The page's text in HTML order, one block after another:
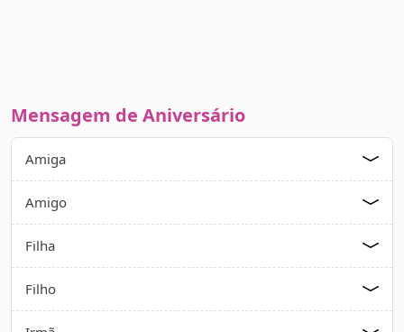
Mensagem de Aniversário
Amiga
Amigo
Filha
Filho